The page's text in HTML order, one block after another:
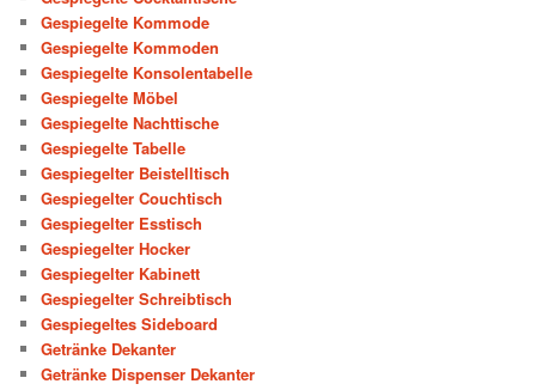
Gespiegelte Kommode
Gespiegelte Kommoden
Gespiegelte Konsolentabelle
Gespiegelte Möbel
Gespiegelte Nachttische
Gespiegelte Tabelle
Gespiegelter Beistelltisch
Gespiegelter Couchtisch
Gespiegelter Esstisch
Gespiegelter Hocker
Gespiegelter Kabinett
Gespiegelter Schreibtisch
Gespiegeltes Sideboard
Getränke Dekanter
Getränke Dispenser Dekanter